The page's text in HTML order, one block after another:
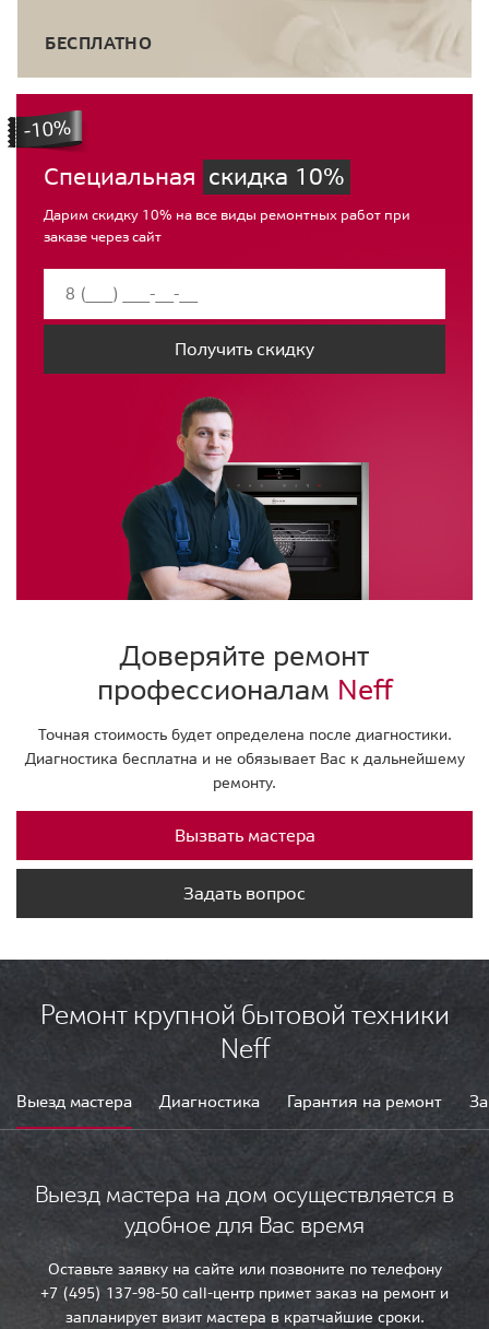
БЕСПЛАТНО
Специальная скидка 10%
Дарим скидку 10% на все виды ремонтных работ при
заказе через сайт
Получить скидку
Доверяйте ремонт
профессионалам Neff
Точная стоимость будет определена после диагностики.
Диагностика бесплатна и не обязывает Вас к дальнейшему
ремонту.
Вызвать мастера
Задать вопрос
Ремонт крупной бытовой техники
Neff
Выезд мастера Диагностика Гарантия на ремонт
Выезд мастера на дом осуществляется в
удобное для Вас время
Оставьте заявку на сайте или позвоните по телефону
+7 (495) 137-98-50 call-центр примет заказ на ремонт и
запланирует визит мастера в кратчайшие сроки.